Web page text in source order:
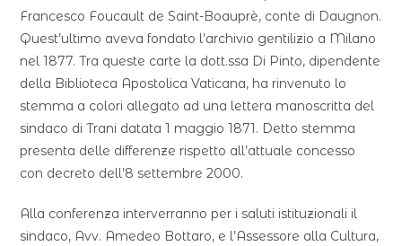
Francesco Foucault de Saint-Boauprè, conte di Daugnon.
Quest’ultimo aveva fondato l’archivio gentilizio a Milano
nel 1877. Tra queste carte la dott.ssa Di Pinto, dipendente
della Biblioteca Apostolica Vaticana, ha rinvenuto lo
stemma a colori allegato ad una lettera manoscritta del
sindaco di Trani datata 1 maggio 1871. Detto stemma
presenta delle differenze rispetto all’attuale concesso
con decreto dell’8 settembre 2000.
Alla conferenza interverranno per i saluti istituzionali il
sindaco, Avv. Amedeo Bottaro, e l’Assessore alla Cultura,